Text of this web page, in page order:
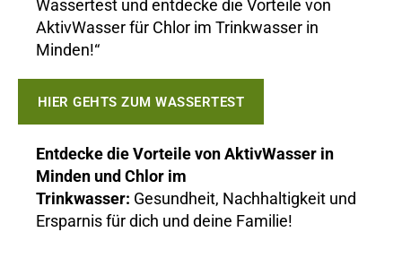
Wassertest und entdecke die Vorteile von
AktivWasser für Chlor im Trinkwasser in
Minden!“
HIER GEHTS ZUM WASSERTEST
Entdecke die Vorteile von AktivWasser in
Minden und Chlor im
Trinkwasser: Gesundheit, Nachhaltigkeit und
Ersparnis für dich und deine Familie!